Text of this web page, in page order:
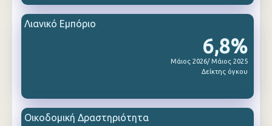
6,8%
Μάιος 2026/ Μάιος 2025
Δείκτης όγκου
Λιανικό Εμπόριο
Οικοδομική Δραστηριότητα